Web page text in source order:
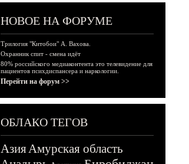
НОВОЕ НА ФОРУМЕ
Трилогия "Китобои" А. Вахова.
Охранник спит - смена идёт
80% российского медиаконтента это телевидение для
пациентов психдиспансера и наркологии.
Перейти на форум >>
ОБЛАКО ТЕГОВ
АзияАмурская область